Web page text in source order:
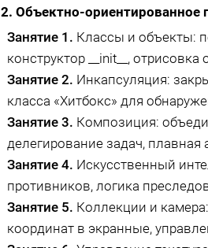
2. Объектно-ориентированное
Занятие 1. Классы и объекты:
конструктор __init__, отрисовка
Занятие 2. Инкапсуляция:
класса «Хитбокс» для
Занятие 3. Композиция:
делегирование задач,
Занятие 4. Искусственный
противников, логика
Занятие 5. Коллекции и
координат в экранные,